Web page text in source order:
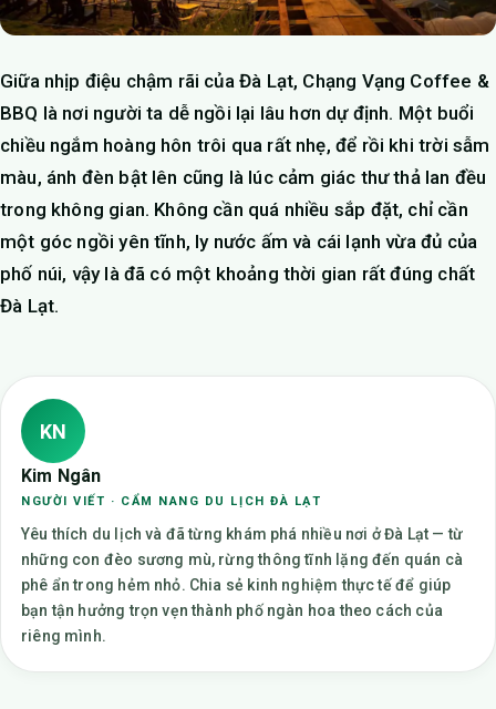
Giữa nhịp điệu chậm rãi của Đà Lạt, Chạng Vạng Coffee &
BBQ là nơi người ta dễ ngồi lại lâu hơn dự định. Một buổi
chiều ngắm hoàng hôn trôi qua rất nhẹ, để rồi khi trời sẫm
màu, ánh đèn bật lên cũng là lúc cảm giác thư thả lan đều
trong không gian. Không cần quá nhiều sắp đặt, chỉ cần
một góc ngồi yên tĩnh, ly nước ấm và cái lạnh vừa đủ của
phố núi, vậy là đã có một khoảng thời gian rất đúng chất
Đà Lạt.
KN
Kim Ngân
NGƯỜI VIẾT · CẨM NANG DU LỊCH ĐÀ LẠT
Yêu thích du lịch và đã từng khám phá nhiều nơi ở Đà Lạt — từ
những con đèo sương mù, rừng thông tĩnh lặng đến quán cà
phê ẩn trong hẻm nhỏ. Chia sẻ kinh nghiệm thực tế để giúp
bạn tận hưởng trọn vẹn thành phố ngàn hoa theo cách của
riêng mình.